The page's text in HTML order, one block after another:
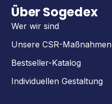
Über Sogedex
Wer wir sind
Unsere CSR-Maßnahmen
Bestseller-Katalog
Individuellen Gestaltung